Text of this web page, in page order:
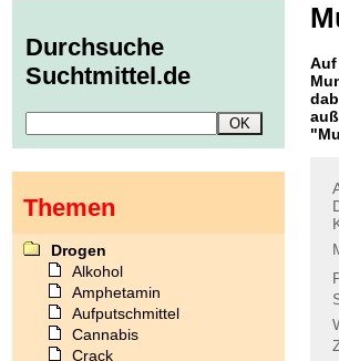
Auf
"
Durchsuche
Suchtmittel.de
Themen
Drogen
Alkohol
Amphetamin
Aufputschmittel
Cannabis
Crack